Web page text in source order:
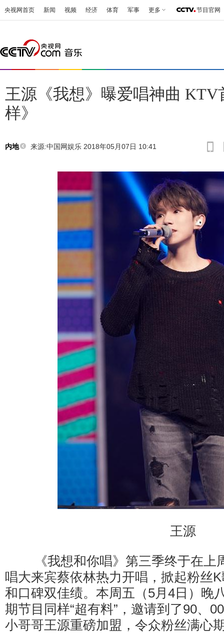
央视网首页 新闻 视频 经济 体育 军事 更多 节目官网
王源《我想》曝爱唱神曲 KTV
样》
内地 来源:中国网娱乐 2018年05月07日 10:41
王源
《我想和你唱》第三季终于在上
唱大来宾蔡依林热力开唱，掀起粉丝
和口碑双佳绩。本周五（5月4日）晚
期节目同样“超有料”，邀请到了90、
小哥哥王源重磅加盟，令众粉丝满心